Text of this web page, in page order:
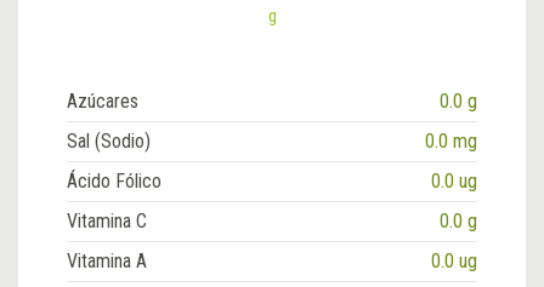
g
Azúcares
0.0 g
Sal (Sodio)
0.0 mg
Ácido Fólico
0.0 ug
Vitamina C
0.0 g
Vitamina A
0.0 ug